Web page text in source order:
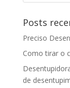
Posts
Preciso
Como tirar o
de